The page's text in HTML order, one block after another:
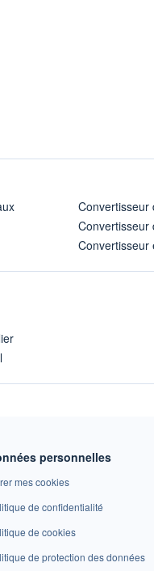
Convertisseur
Convertisseur
Convertisseur
personnelles
mes cookies
de confidentialité
de cookies
de protection des données